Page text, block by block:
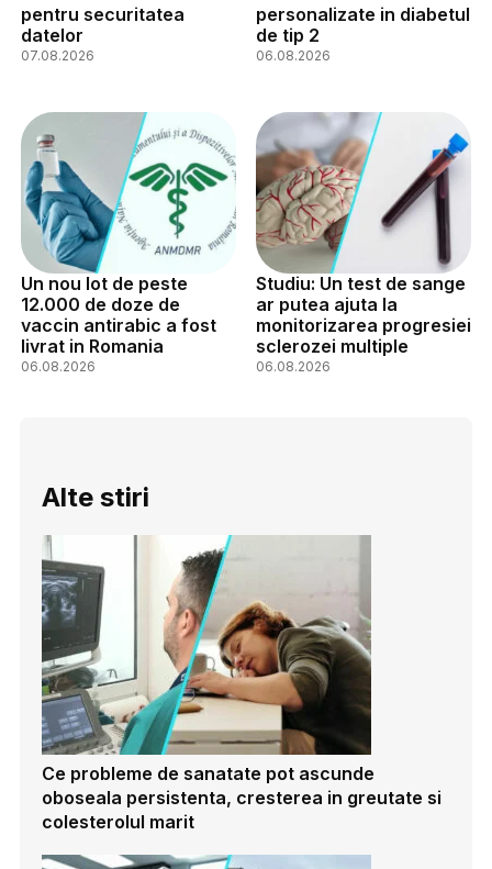
pentru securitatea
datelor
07.08.2026
personalizate in diabetul
de tip 2
06.08.2026
Un nou lot de peste
12.000 de doze de
vaccin antirabic a fost
livrat in Romania
06.08.2026
Studiu: Un test de sange
ar putea ajuta la
monitorizarea progresiei
sclerozei multiple
06.08.2026
Alte stiri
Ce probleme de sanatate pot ascunde
oboseala persistenta, cresterea in greutate si
colesterolul marit